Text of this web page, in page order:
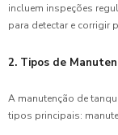
incluem inspeções
para detectar e corrigir
2. Tipos de
A manutenção de
tipos principais: